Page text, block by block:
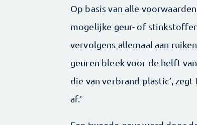
Op basis van alle
mogelijke geur- of
vervolgens allemaal aan
geuren bleek voor de helft
die van verbrand plastic’,
af.’